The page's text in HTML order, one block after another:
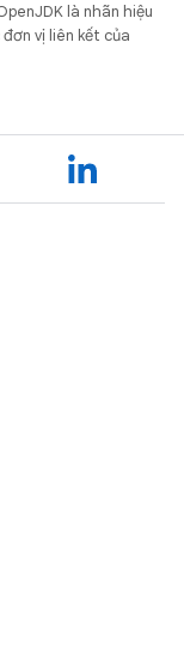
là nhãn hiệu
vị liên kết của